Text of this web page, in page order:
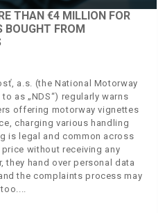
THAN €4 MILLION FOR
BOUGHT FROM
a.s. (the National Motorway
as „NDS“) regularly warns
offering motorway vignettes
charging various handling
is legal and common across
without receiving any
they hand over personal data
the complaints process may